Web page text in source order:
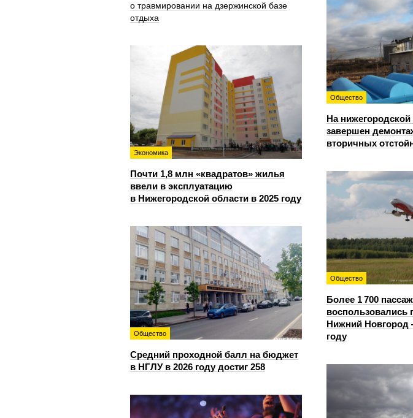
о травмировании на дзержинской базе
отдыха
Общество
На нижегородской
завершен
вторичных
Экономика
Почти 1,8 млн «квадратов» жилья
ввели в эксплуатацию
в Нижегородской области в 2025 году
Общество
Более 1 700
Нижний Новгород
году
Общество
Средний проходной балл на бюджет
в НГЛУ в 2026 году достиг 258